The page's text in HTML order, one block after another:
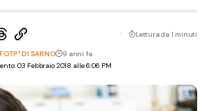
03 Febbraio 2018 alle 6:06 PM
DI SARNO 9 anni fa
Lettura da 1 minuti